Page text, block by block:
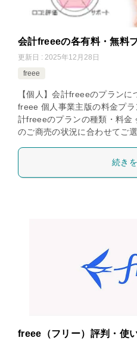
会計freeeの各有料・無料
更新日 : 2025年12月28日
freee
【個人】会計freeeのプラン
freee 個人事業主版の料金プ
計freeeのプランの種類・料金
のご商売の状況に合わせてご
続き
freee（フリー）評判・使